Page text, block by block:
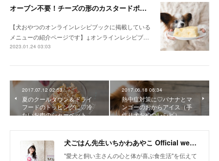
オーブン不要！チーズの形のカスタードポテトケーキ（手作り犬おやつレシピ）
【犬おやつのオンラインレシピブックに掲載している
メニューの紹介ページです】↓オンラインレシピブ…
2023.01.24 03:03
2017.07.12 02:53
夏のクールダウン＆ドライ
フードのトッピングに♡冷
たいお肉のシャーベット
2017.06.18 06:34
熱中症対策に♡バナナとマ
ンゴーのおからアイス（手
作り犬おやつレシピ）
犬ごはん先生いちかわあやこ Official web site
"愛犬と飼い主さんの心と体が喜ぶ食生活"を伝えて